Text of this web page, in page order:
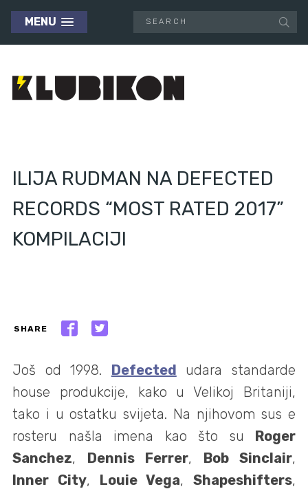
MENU
ILIJA RUDMAN NA DEFECTED
RECORDS “MOST RATED 2017”
KOMPILACIJI
SHARE
Još od 1998. Defected udara standarde
house produkcije, kako u Velikoj Britaniji,
tako i u ostatku svijeta. Na njihovom sus e
rosteru našla imena kao što su Roger
Sanchez, Dennis Ferrer, Bob Sinclair,
Inner City, Louie Vega, Shapeshifters,